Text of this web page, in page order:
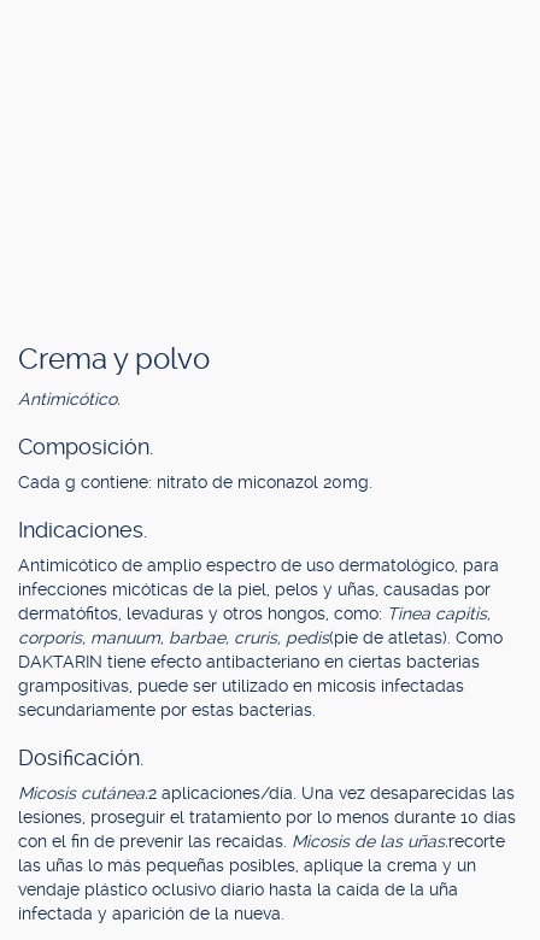
Crema y polvo
Antimicótico.
Composición.
Cada g contiene: nitrato de miconazol 20mg.
Indicaciones.
Antimicótico de amplio espectro de uso dermatológico, para
infecciones micóticas de la piel, pelos y uñas, causadas por
dermatófitos, levaduras y otros hongos, como: Tinea capitis,
corporis, manuum, barbae, cruris, pedis(pie de atletas). Como
DAKTARIN tiene efecto antibacteriano en ciertas bacterias
grampositivas, puede ser utilizado en micosis infectadas
secundariamente por estas bacterias.
Dosificación.
Micosis cutánea:2 aplicaciones/día. Una vez desaparecidas las
lesiones, proseguir el tratamiento por lo menos durante 10 días
con el fin de prevenir las recaídas. Micosis de las uñas:recorte
las uñas lo más pequeñas posibles, aplique la crema y un
vendaje plástico oclusivo diario hasta la caída de la uña
infectada y aparición de la nueva.